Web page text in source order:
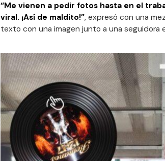
“Me vienen a pedir fotos hasta en el
viral. ¡Así de maldito!”, expresó con una
texto con una imagen junto a una seguidora